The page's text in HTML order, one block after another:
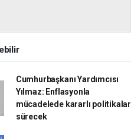
Cumhurbaşkanı Yardımcısı
Yılmaz: Enflasyonla
mücadelede kararlı politikalar
sürecek